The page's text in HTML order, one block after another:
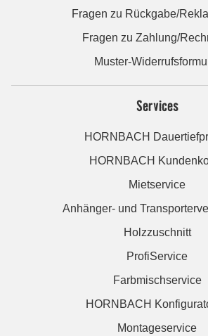
Fragen zu Rückgabe/
Fragen zu Zahlung/
Muster-
Services
HORNBACH
HORNBACH
Mietservice
Anhänger- und
Holzzuschnitt
ProfiService
Farbmischservice
HORNBACH
Montageservice